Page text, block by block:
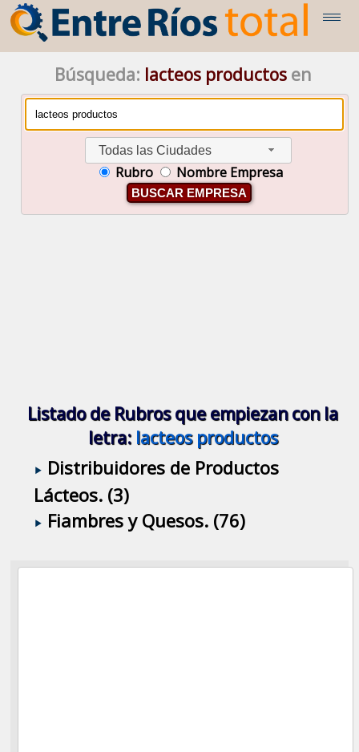
Búsqueda: lacteos productos en
Todas las Ciudades
Rubro Nombre Empresa
BUSCAR EMPRESA
Listado de Rubros que empiezan con la
letra: lacteos productos
Distribuidores de Productos
Lácteos. (3)
Fiambres y Quesos. (76)